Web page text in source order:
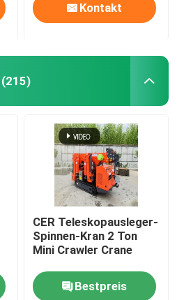
Kontakt
(215)
CER Teleskopausleger-
Spinnen-Kran 2 Ton
Mini Crawler Crane
Bestpreis